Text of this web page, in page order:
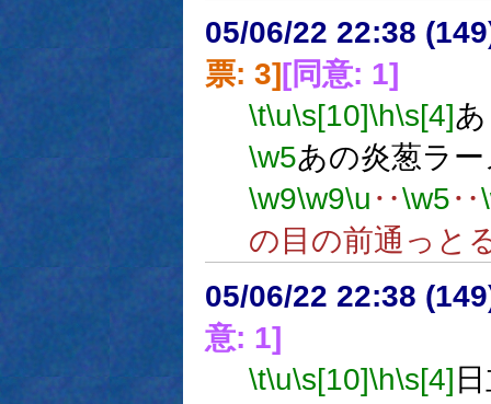
05/06/22 22:38
票: 3] [同意: 1]
\t\u\s[10]\h\s[4]
\w5あの炎葱ラ
\w9\w9\u ‥\w5‥
の目の前通っと
05/06/22 22:38
意: 1]
\t\u\s[10]\h\s[4]